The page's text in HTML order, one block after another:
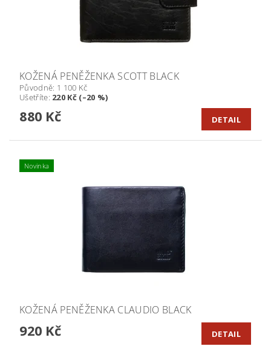
KOŽENÁ PENĚŽENKA SCOTT BLACK
Původně: 1 100 Kč
Ušetříte: 220 Kč (–20 %)
880 Kč DETAIL
Novinka
KOŽENÁ PENĚŽENKA CLAUDIO BLACK
920 Kč DETAIL